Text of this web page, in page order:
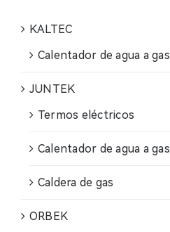
Productos
Servicios (under revision)
Contacto
Noticias
KALTEC
Calentador de agua a gas
JUNTEK
Termos eléctricos
Calentador de agua a gas
Caldera de gas
ORBEK